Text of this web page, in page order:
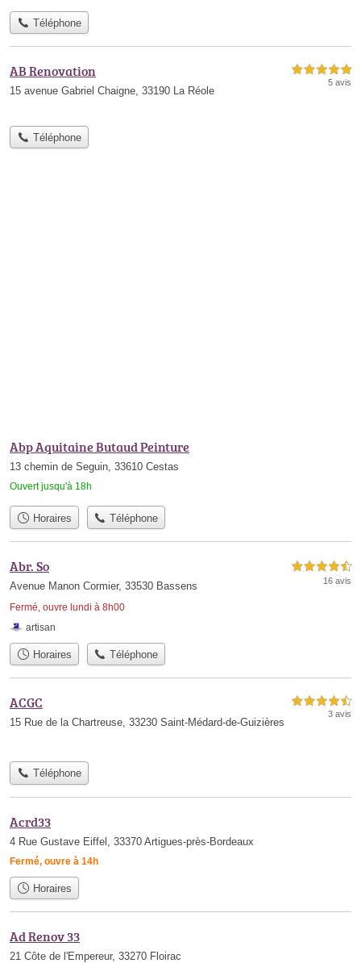
Téléphone
AB Renovation
15 avenue Gabriel Chaigne, 33190 La Réole
5,0 étoiles sur 5
5 avis
Téléphone
Abp Aquitaine Butaud Peinture
13 chemin de Seguin, 33610 Cestas
Ouvert jusqu'à 18h
Horaires Téléphone
Abr. So
Avenue Manon Cormier, 33530 Bassens
Fermé, ouvre lundi à 8h00
4,5 étoiles sur 5
16 avis
artisan
Horaires Téléphone
ACGC
15 Rue de la Chartreuse, 33230 Saint-Médard-de-Guizières
4,5 étoiles sur 5
3 avis
Téléphone
Acrd33
4 Rue Gustave Eiffel, 33370 Artigues-près-Bordeaux
Fermé, ouvre à 14h
Horaires
Ad Renov 33
21 Côte de l'Empereur, 33270 Floirac